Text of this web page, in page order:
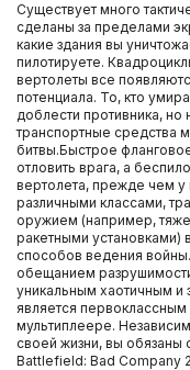
Существует много
сделаны за пределами
какие здания вы
пилотируете.
вертолеты все
потенциала. То, кто
доблести противника, но
транспортные средства
битвы.Быстрое
отловить врага, а
вертолета, прежде чем у
различными классами,
оружием (например,
ракетными установками)
способов ведения
обещанием
уникальным хаотичным и
является первоклассным
мультиплеере.
своей жизни, вы обязаны
Battlefield: Bad Company